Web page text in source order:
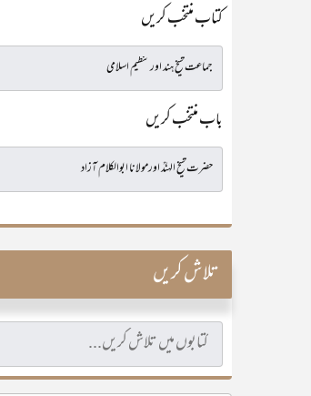
کتاب منتخب کریں
باب منتخب کریں
تلاش کریں